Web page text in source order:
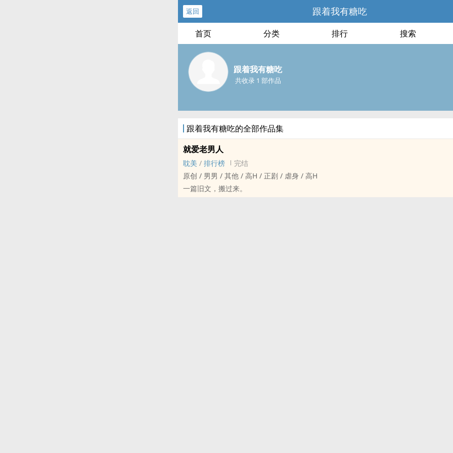
返回 跟着我有糖吃
首页 分类 排行 搜索
跟着我有糖吃
共收录 1 部作品
跟着我有糖吃的全部作品集
就爱老男人
耽美 / 排行榜
完结
原创 / 男男 / 其他 / ‌高‌‎H‌‍‍ / 正剧 / 虐身 / ‌高‌‎H‌‍‍
一篇旧文，搬过来。